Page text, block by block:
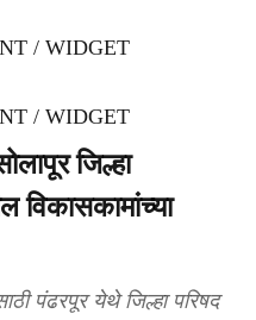
/ WIDGET
/ WIDGET
जिल्हा
विकासकामांच्या
पंढरपूर येथे जिल्हा परिषद